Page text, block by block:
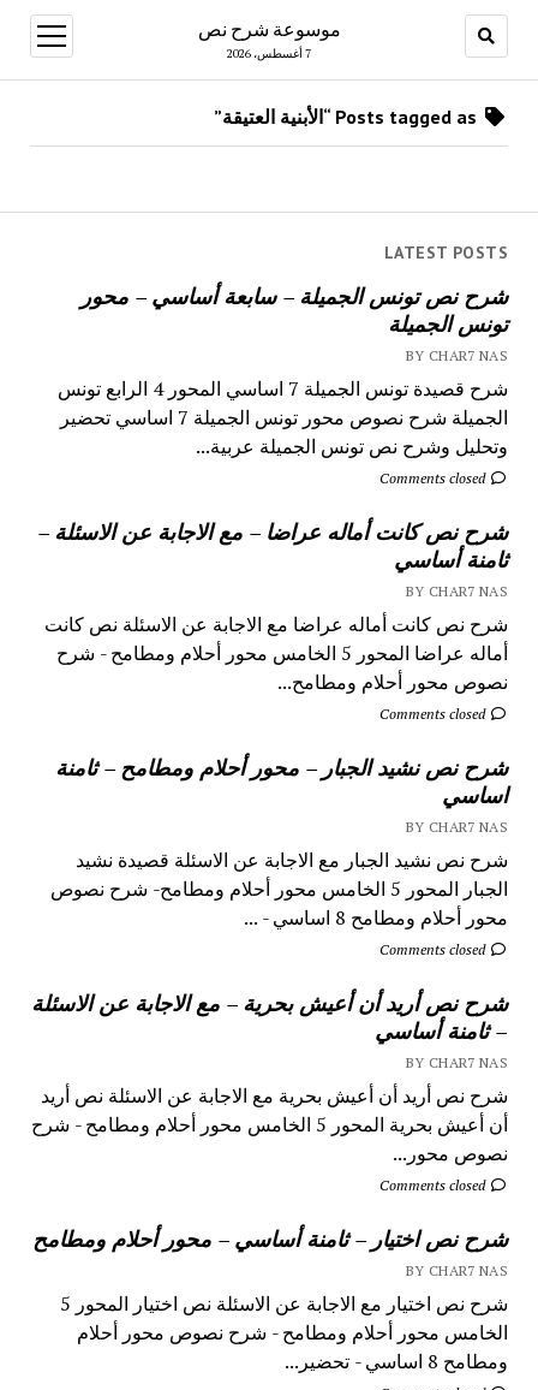
موسوعة شرح نص
7 أغسطس، 2026
open
menu
LATEST POSTS
شرح نص تونس الجميلة – سابعة أساسي – محور
تونس الجميلة
BY CHAR7 NAS
شرح قصيدة تونس الجميلة 7 اساسي المحور 4 الرابع تونس
الجميلة شرح نصوص محور تونس الجميلة 7 اساسي تحضير
وتحليل وشرح نص تونس الجميلة عربية...
Comments closed
شرح نص كانت أماله عراضا – مع الاجابة عن الاسئلة –
ثامنة أساسي
BY CHAR7 NAS
شرح نص كانت أماله عراضا مع الاجابة عن الاسئلة نص كانت
أماله عراضا المحور 5 الخامس محور أحلام ومطامح - شرح
نصوص محور أحلام ومطامح...
Comments closed
شرح نص نشيد الجبار – محور أحلام ومطامح – ثامنة
اساسي
BY CHAR7 NAS
شرح نص نشيد الجبار مع الاجابة عن الاسئلة قصيدة نشيد
الجبار المحور 5 الخامس محور أحلام ومطامح- شرح نصوص
محور أحلام ومطامح 8 اساسي - ...
Comments closed
شرح نص أريد أن أعيش بحرية – مع الاجابة عن الاسئلة
– ثامنة أساسي
BY CHAR7 NAS
شرح نص أريد أن أعيش بحرية مع الاجابة عن الاسئلة نص أريد
أن أعيش بحرية المحور 5 الخامس محور أحلام ومطامح - شرح
نصوص محور...
Comments closed
شرح نص اختيار – ثامنة أساسي – محور أحلام ومطامح
BY CHAR7 NAS
شرح نص اختيار مع الاجابة عن الاسئلة نص اختيار المحور 5
الخامس محور أحلام ومطامح - شرح نصوص محور أحلام
ومطامح 8 اساسي - تحضير...